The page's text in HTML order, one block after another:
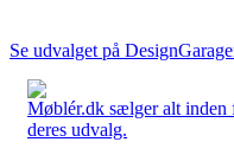
Se udvalget på
Møblér.dk sælger alt inden
deres udvalg.